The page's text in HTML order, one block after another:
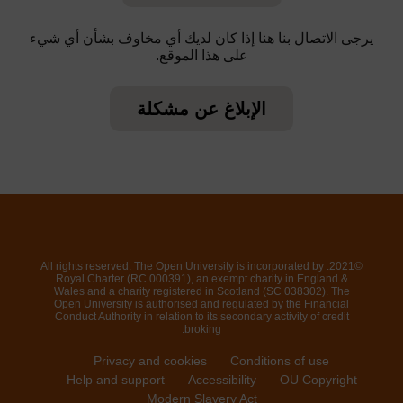
يرجى الاتصال بنا هنا إذا كان لديك أي مخاوف بشأن أي شيء
على هذا الموقع.
الإبلاغ عن مشكلة
©2021. All rights reserved. The Open University is incorporated by
Royal Charter (RC 000391), an exempt charity in England &
Wales and a charity registered in Scotland (SC 038302). The
Open University is authorised and regulated by the Financial
Conduct Authority in relation to its secondary activity of credit
broking.
Conditions of use
Privacy and cookies
OU Copyright
Accessibility
Help and support
Modern Slavery Act